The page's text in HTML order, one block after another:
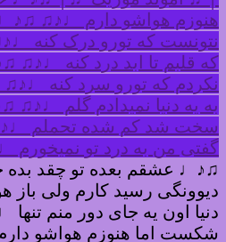
هنوزم هواشو دارم ♩♪♫
نتونست که تورو درک کنه
که قلبم تا ابد درد کنه
نکردم که تورو سرد کنه
به یه دنیا نمیدادم گلم ♩♪♫
سخت شد کم شده تحملم
گفتی من به درد تو نمیخورم
♫♪♩ عشقم بعده تو چقد
دیوونگی رسید کارم ولی
دنیا اون یه جای دور منم
شکست اما هنوزم هواشو